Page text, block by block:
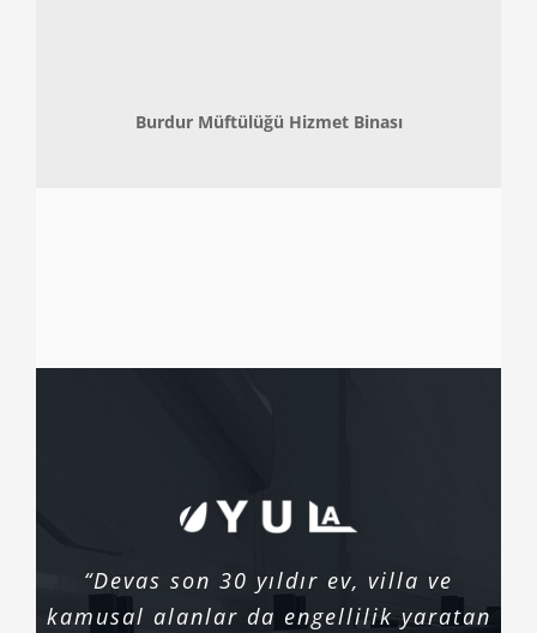
Burdur Müftülüğü Hizmet Binası
“Devas son 30 yıldır ev, villa ve
kamusal alanlar da engellilik yaratan